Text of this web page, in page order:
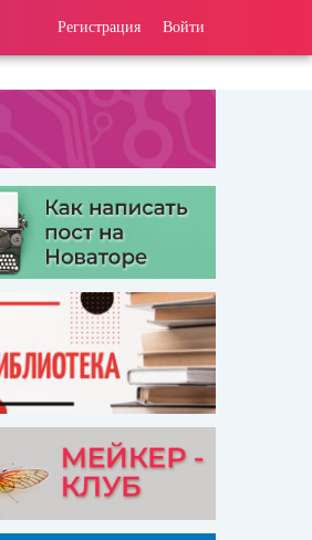
Регистрация Войти